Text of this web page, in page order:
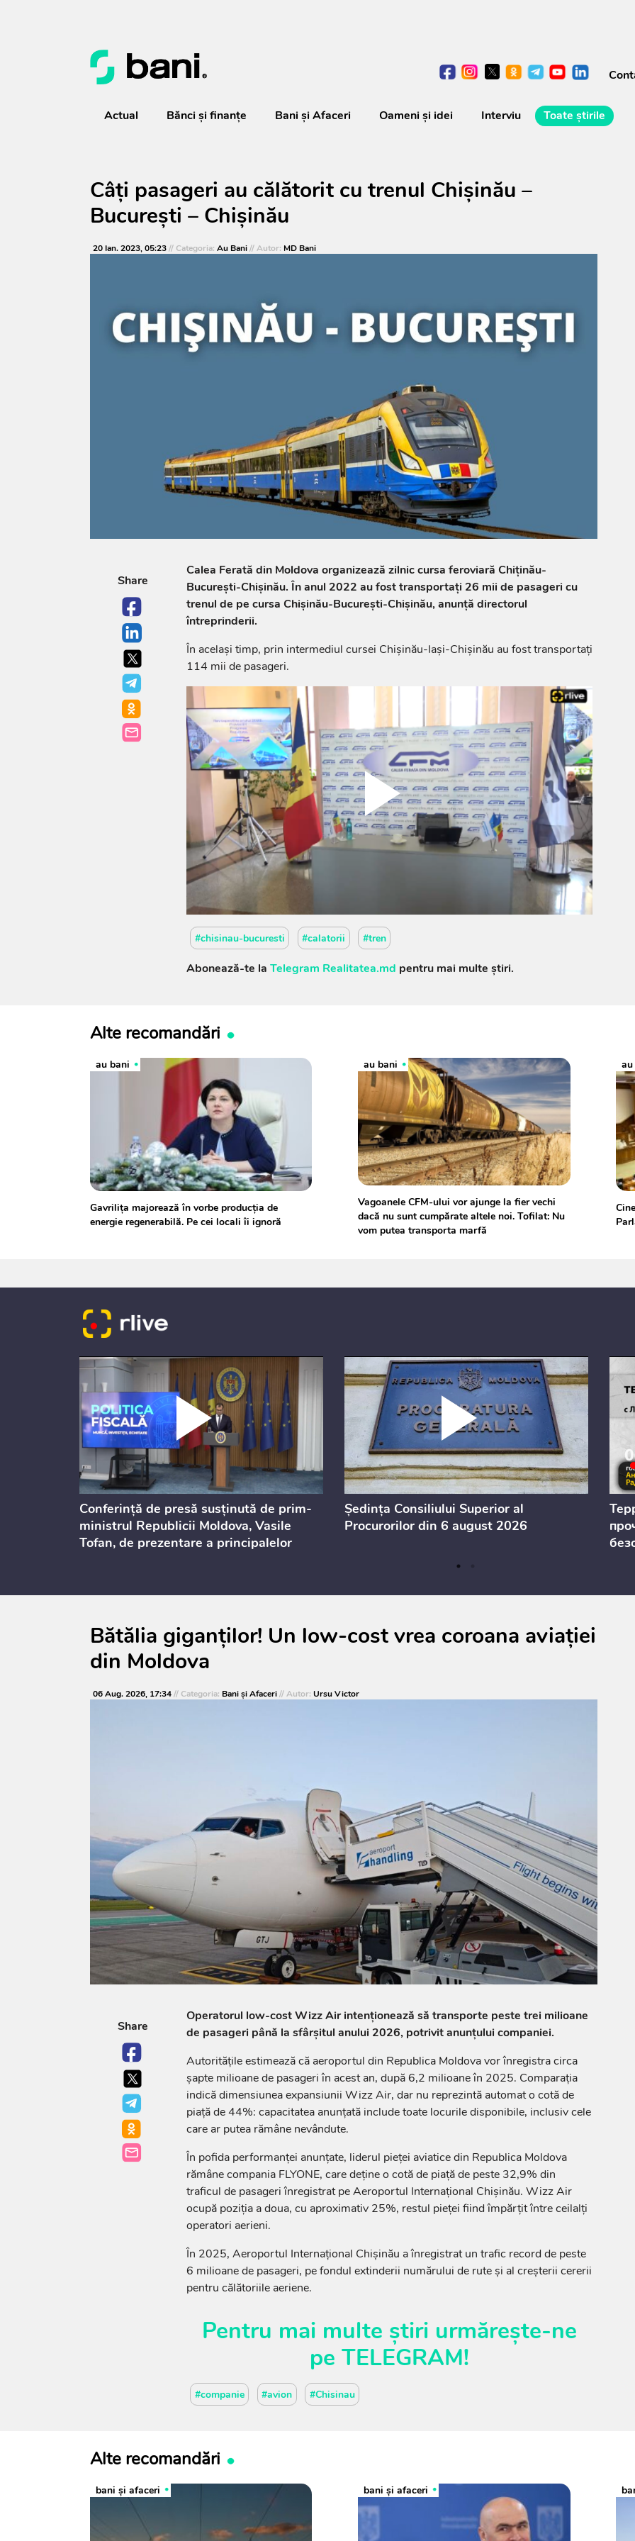
Actual Bănci şi finanţe Bani și Afaceri Oameni şi idei Interviu Toate știrile
Câți pasageri au călătorit cu trenul Chișinău –
București – Chișinău
20 Ian. 2023, 05:23// Categoria: Au Bani// Autor: MD Bani
Share
Calea Ferată din Moldova organizează zilnic cursa feroviară Chiținău-
București-Chișinău. În anul 2022 au fost transportați 26 mii de pasageri cu
trenul de pe cursa Chișinău-București-Chișinău, anunță directorul
întreprinderii.
În același timp, prin intermediul cursei Chișinău-Iași-Chișinău au fost transportați
114 mii de pasageri.
#chisinau-bucuresti #calatorii #tren
Abonează-te la Telegram Realitatea.md pentru mai multe știri.
Alte recomandări
au bani
Gavrilița majorează în vorbe producția de
energie regenerabilă. Pe cei locali îi ignoră
au bani
Vagoanele CFM-ului vor ajunge la fier vechi
dacă nu sunt cumpărate altele noi. Tofilat: Nu
vom putea transporta marfă
Conferință de presă susținută de prim-
ministrul Republicii Moldova, Vasile
Tofan, de prezentare a principalelor
consultărilor publice
Ședința Consiliului Superior al
Procurorilor din 6 august 2026
Bătălia giganților! Un low-cost vrea coroana aviației
din Moldova
06 Aug. 2026, 17:34// Categoria: Bani și Afaceri// Autor: Ursu Victor
Share
Operatorul low-cost Wizz Air intenționează să transporte peste trei milioane
de pasageri până la sfârșitul anului 2026, potrivit anunțului companiei.
Autoritățile estimează că aeroportul din Republica Moldova vor înregistra circa
șapte milioane de pasageri în acest an, după 6,2 milioane în 2025. Comparația
indică dimensiunea expansiunii Wizz Air, dar nu reprezintă automat o cotă de
piață de 44%: capacitatea anunțată include toate locurile disponibile, inclusiv cele
care ar putea rămâne nevândute.
În pofida performanței anunțate, liderul pieței aviatice din Republica Moldova
rămâne compania FLYONE, care deține o cotă de piață de peste 32,9% din
traficul de pasageri înregistrat pe Aeroportul Internațional Chișinău. Wizz Air
ocupă poziția a doua, cu aproximativ 25%, restul pieței fiind împărțit între ceilalți
operatori aerieni.
În 2025, Aeroportul Internațional Chișinău a înregistrat un trafic record de peste
6 milioane de pasageri, pe fondul extinderii numărului de rute și al creșterii cererii
pentru călătoriile aeriene.
Pentru mai multe știri urmărește-ne
pe TELEGRAM!
#companie #avion #Chisinau
Alte recomandări
bani și afaceri bani și afaceri